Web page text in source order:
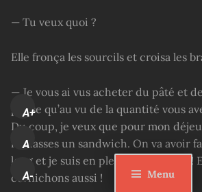
Menu
— Tu veux quoi ?
Elle fronça les sourcils et croisa les
— Je vous ai vus acheter du pâté et
pense qu’au vu de la quantité vous
Du coup, je veux que pour mon
me fasses un sandwich. On va avoir
long et je suis en pleine croissance !
cornichons aussi !
A+
A
A-